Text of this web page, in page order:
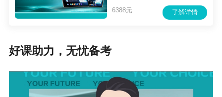
了解详情
6388元
好课助力，无忧备考